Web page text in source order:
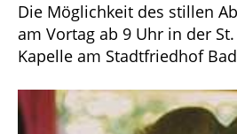
Die Möglichkeit des stillen
am Vortag ab 9 Uhr in der
Kapelle am Stadtfriedhof